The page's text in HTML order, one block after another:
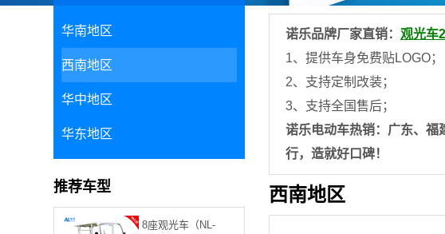
华南地区
西南地区
华中地区
华东地区
推荐车型
8座观光车（NL-
诺乐品牌厂家直销： 观光车
1、提供车身免费贴LOGO；
2、支持定制改装；
3、支持全国售后；
诺乐电动车热销：广东、福
行，造就好口碑！
西南地区